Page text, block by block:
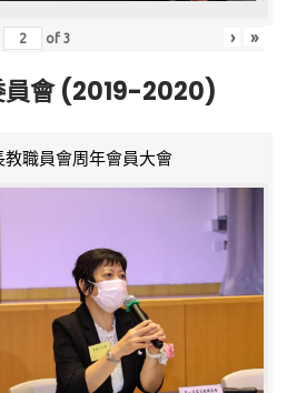
of3 › »
員會 (2019-2020)
教職員會周年會員大會